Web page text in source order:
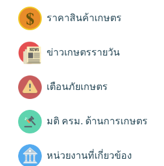
ราคาสินค้าเกษตร
ข่าวเกษตรรายวัน
เตือนภัยเกษตร
มติ ครม. ด้านการเกษตร
หน่วยงานที่เกี่ยวข้อง